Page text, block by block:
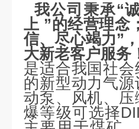
我公司秉承“
上 ”的经营理念
信、尽心竭力”
大新老客户服务
是适合我国社
的新型动力气
动泵、风机、
爆等级可选择